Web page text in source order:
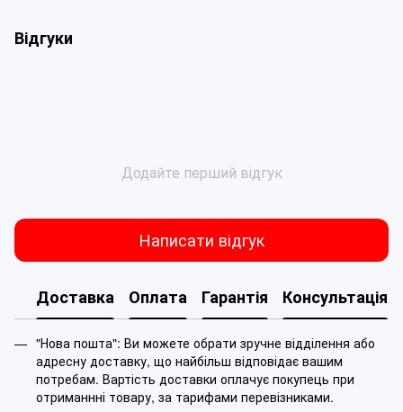
Відгуки
Додайте перший відгук
Написати відгук
Доставка Оплата Гарантія Консультація
"Нова пошта": Ви можете обрати зручне відділення або
адресну доставку, що найбільш відповідає вашим
потребам. Вартість доставки оплачує покупець при
отриманнні товару, за тарифами перевізниками.